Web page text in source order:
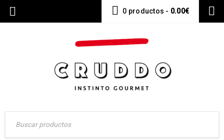
0 productos - 0.00€